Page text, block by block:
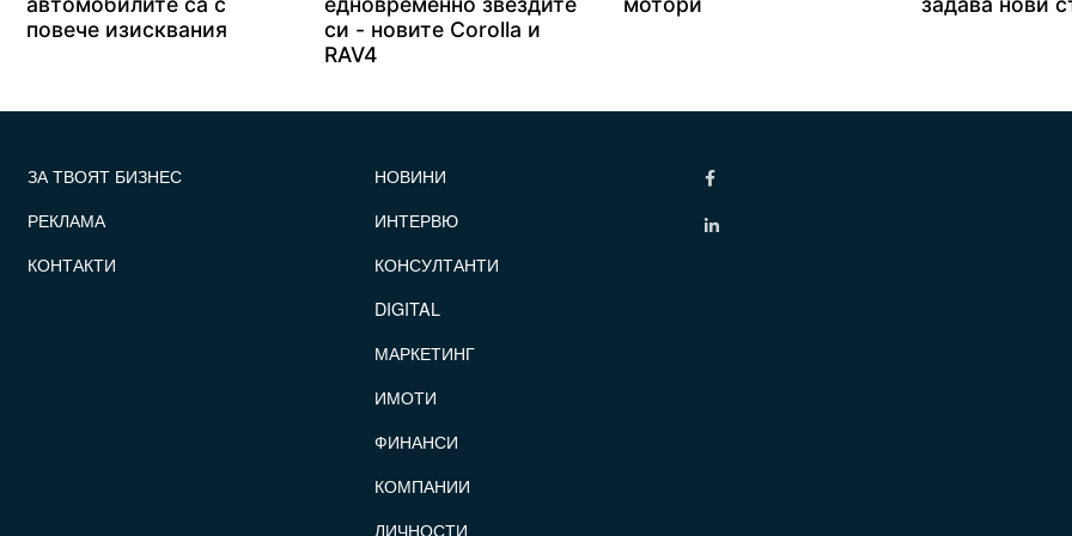
повече изисквания
си - новите Corolla и
RAV4
ЗА ТВОЯТ БИЗНЕС
РЕКЛАМА
КОНТАКТИ
НОВИНИ
ИНТЕРВЮ
КОНСУЛТАНТИ
DIGITAL
МАРКЕТИНГ
ИМОТИ
ФИНАНСИ
КОМПАНИИ
ЛИЧНОСТИ